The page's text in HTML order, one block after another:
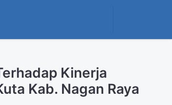
Kinerja
Kab. Nagan Raya